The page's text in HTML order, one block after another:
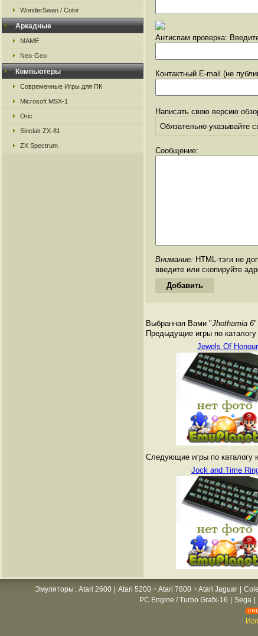
WonderSwan / Color
Аркадные
MAME
Neo-Geo
Компьютеры
Современные Игры для ПК
Microsoft MSX-1
Oric
Sinclair ZX-81
ZX Spectrum
Антиспам проверка:
Контактный E-mail (не
Написать свою версию
Обязательно указывайте
Сообщение:
Внимание: HTML-тэги не
введите или скопируйте
Выбранная Вами "Jhothamia 6"
Предыдущие игры по
Jewels Of Honour
Следующие игры по каталогу
Jock and Time
Эмуляторы : Atari 2600 Atari 5200 + Atari 7800 + Atari Jaguar
PC Engine / Turbo Grafx-16
Sega